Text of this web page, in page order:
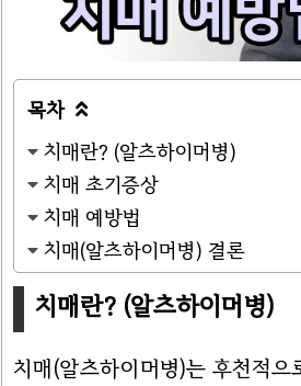
목차 
치매란? (알츠하이머병)
치매 초기증상
치매 예방법
치매(알츠하이머병) 결론
치매란? (알츠하이머병)
치매(알츠하이머병)는 후천적으